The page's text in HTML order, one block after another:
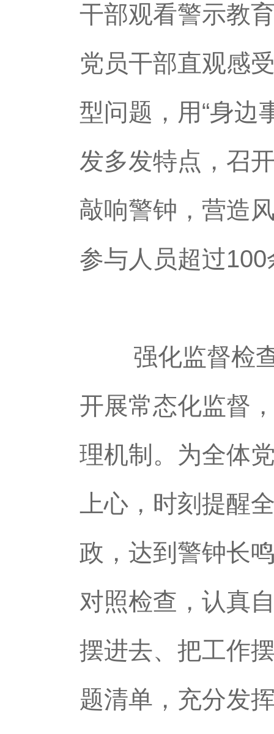
干部观看警示教
党员干部直观感
型问题，用“身边
发多发特点，召
敲响警钟，营造
参与人员超过
强化监督检查
开展常态化监督
理机制。为全体
上心，时刻提醒
政，达到警钟长
对照检查，认真
摆进去、把工作
题清单，充分发